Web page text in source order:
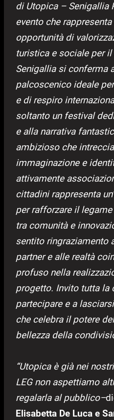
di Utopica – Senigallia
evento che
opportunità di
turistica e sociale per
Senigallia si conferma
palcoscenico ideale
e di respiro
soltanto un festival
e alla narrativa
ambizioso che
immaginazione e
attivamente
cittadini rappresenta
per rafforzare il
tra comunità e
sentito ringraziamento
partner e alle realtà
profuso nella
progetto. Invito tutta la
partecipare e a
che celebra il potere
bellezza della
“Utopica è già nei
LEG non aspettiamo
regalarla al pubblico–
Elisabetta De Luca e